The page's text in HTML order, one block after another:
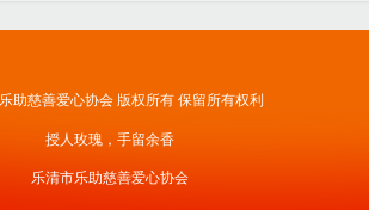
助慈善爱心协会 版权所有 保留所有权利
授人玫瑰，手留余香
乐清市乐助慈善爱心协会